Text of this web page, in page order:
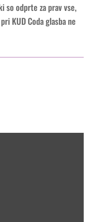
so odprte za prav vse,
KUD Coda glasba ne